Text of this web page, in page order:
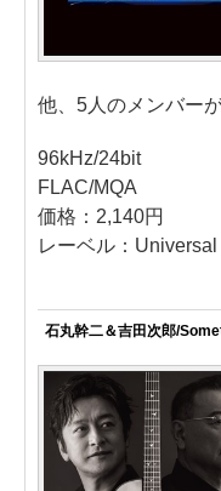
他、5人のメンバー
96kHz/24bit
FLAC/MQA
価格：2,140円
レーベル：
石丸幹二＆吉田次郎/